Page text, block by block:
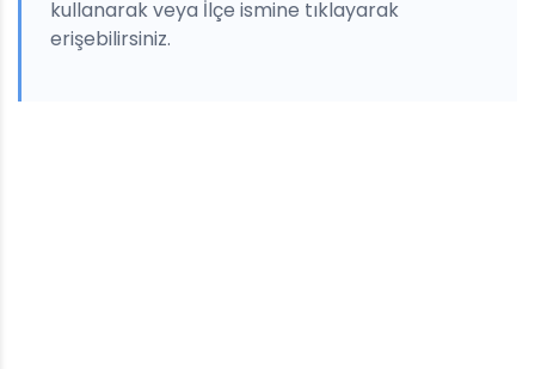
kullanarak veya İlçe ismine tıklayarak
erişebilirsiniz.